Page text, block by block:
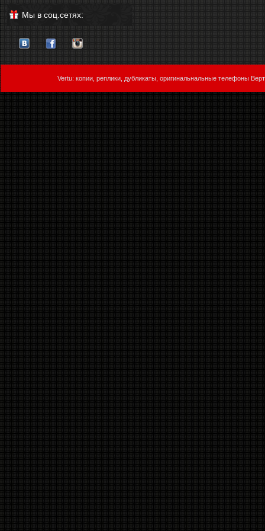
Мы в соц.сетях:
Vertu: копии, реплики, дубликаты, оригинальнальные телефоны